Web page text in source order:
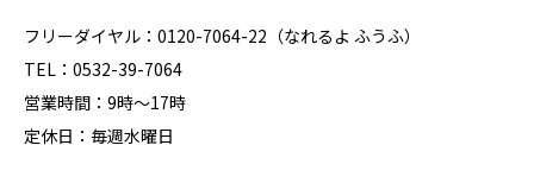
フリーダイヤル：0120-7064-22（なれるよ ふうふ）
TEL：0532-39-7064
営業時間：9時～17時
定休日：毎週水曜日